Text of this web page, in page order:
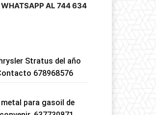
WHATSAPP AL 744 634
Stratus del año
678968576
para gasoil de